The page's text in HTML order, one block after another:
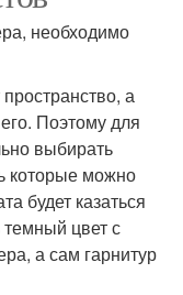
необходимо
а
Поэтому для
выбирать
которые можно
будет казаться
цвет с
а сам гарнитур